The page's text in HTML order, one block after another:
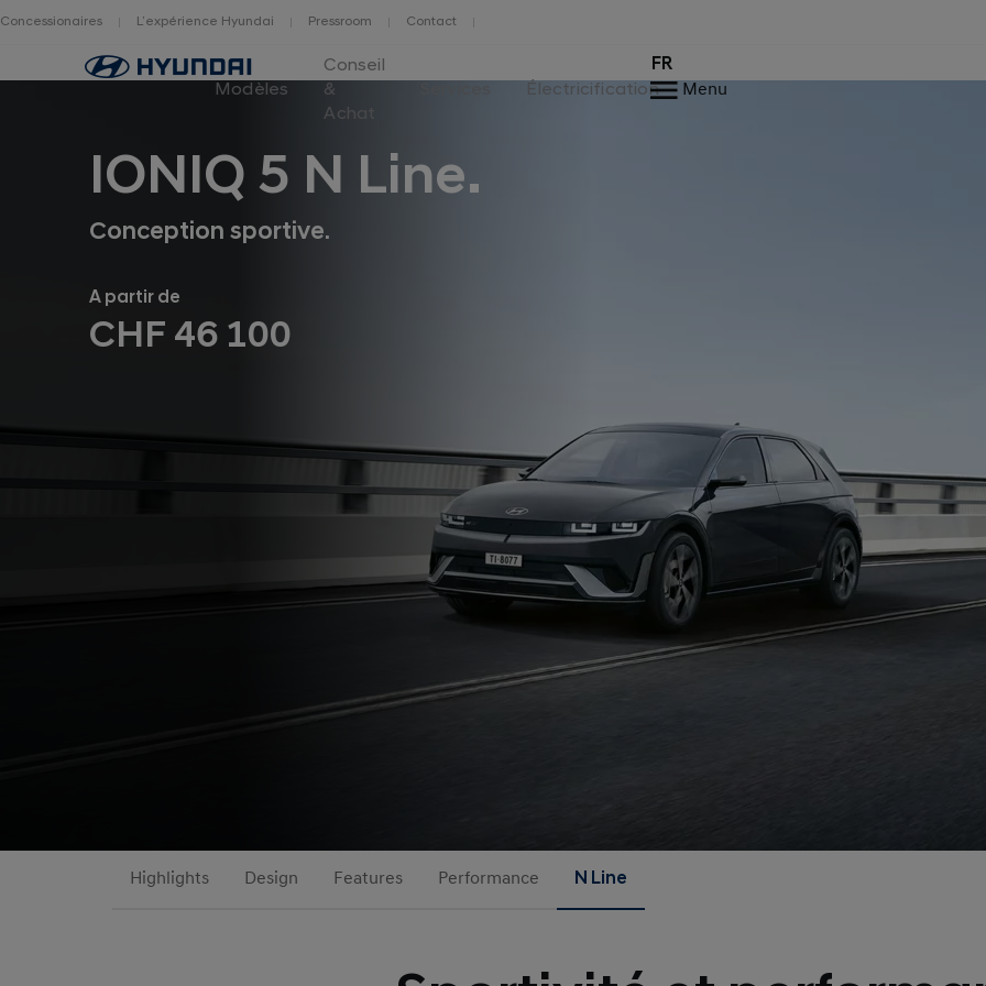
Concessionaires L’expérience Hyundai Pressroom Contact
Logo
Hyundai
Switzerland
Modèles
Conseil
&
Achat
Électricification
FR
Menu
IONIQ 5 N Line.
Conception sportive.
A partir de
CHF 46 100
Highlights Design Features Performance N Line